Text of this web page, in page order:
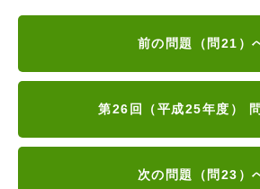
前の問題（問21）
第26回（平成25年度）
次の問題（問23）